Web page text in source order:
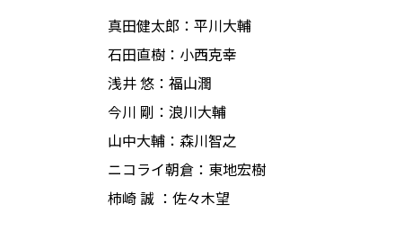
真⽥健太郎：平川大輔
⽯⽥直樹：小西克幸
浅井 悠：福山潤
今川 剛：浪川大輔
⼭中⼤輔：森川智之
ニコライ朝倉：東地宏樹
柿崎 誠 ：佐々木望